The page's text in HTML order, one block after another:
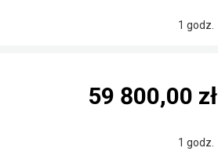
1 godz.
1 godz.
59 800,00 zł